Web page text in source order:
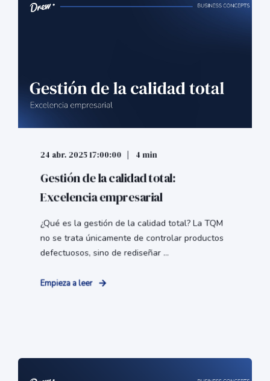
24 abr. 2025 17:00:00 4 min
Gestión de la calidad total:
Excelencia empresarial
¿Qué es la gestión de la calidad total? La TQM
no se trata únicamente de controlar productos
defectuosos, sino de rediseñar ...
Empieza a leer